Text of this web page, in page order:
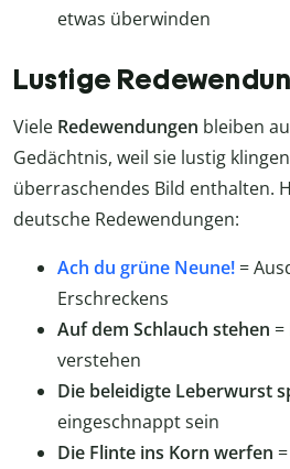
etwas überwinden
Lustige
Viele Redewendungen bleiben
Gedächtnis, weil sie lustig
überraschendes Bild enthalten.
deutsche Redewendungen:
Ach du grüne Neune! =
Erschreckens
Auf dem Schlauch stehen
verstehen
Die beleidigte Leberwurst
eingeschnappt sein
Die Flinte ins Korn werfen